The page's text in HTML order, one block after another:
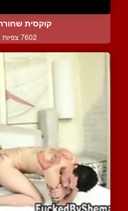
קוקסית
7602 צפיות